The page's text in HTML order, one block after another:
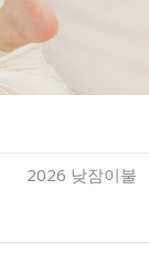
2026 낮잠이불